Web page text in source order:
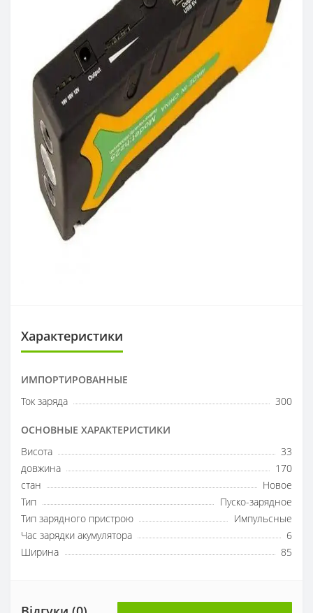
Характеристики
ИМПОРТИРОВАННЫЕ
Ток заряда
300
ОСНОВНЫЕ ХАРАКТЕРИСТИКИ
Висота
33
довжина
170
стан
Новое
Тип
Пуско-зарядное
Тип зарядного пристрою
Импульсные
Час зарядки акумулятора
6
Ширина
85